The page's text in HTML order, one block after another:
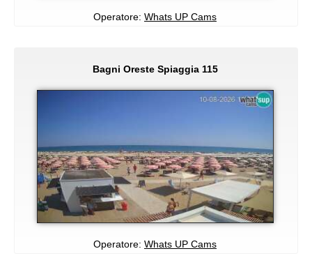
Operatore: Whats UP Cams
Bagni Oreste Spiaggia 115
Operatore: Whats UP Cams